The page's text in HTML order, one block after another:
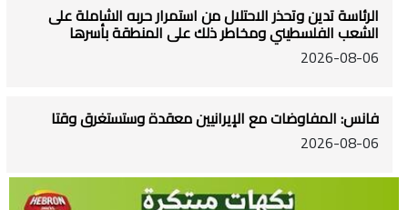
الرئاسة تدين وتحذر الاحتلال من استمرار حربه الشاملة على
الشعب الفلسطيني ومخاطر ذلك على المنطقة بأسرها
2026-08-06
فانس: المفاوضات مع الإيرانيين معقدة وستستغرق وقتا
2026-08-06